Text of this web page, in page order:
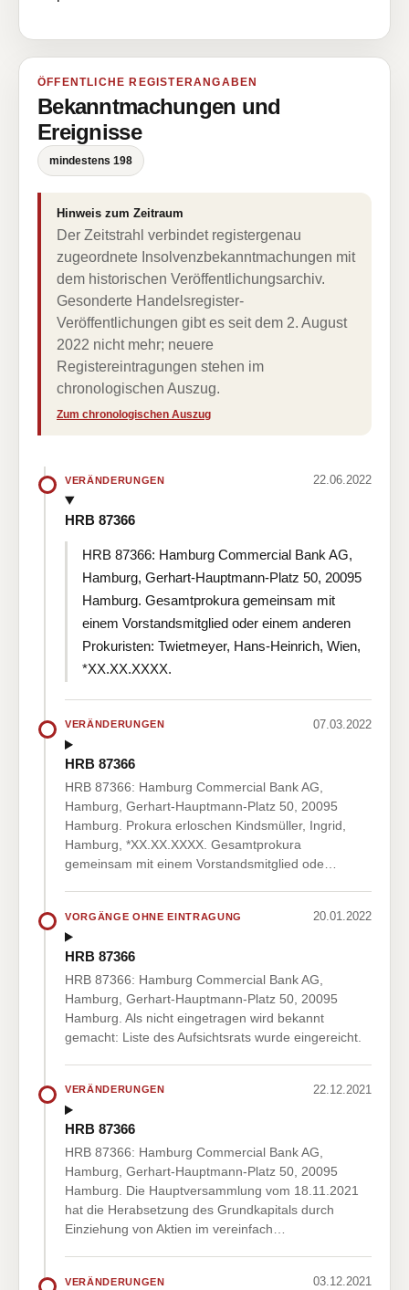
ÖFFENTLICHE REGISTERANGABEN
Bekanntmachungen und
Ereignisse
mindestens 198
Hinweis zum Zeitraum
Der Zeitstrahl verbindet registergenau
zugeordnete Insolvenzbekanntmachungen mit
dem historischen Veröffentlichungsarchiv.
Gesonderte Handelsregister-
Veröffentlichungen gibt es seit dem 2. August
2022 nicht mehr; neuere
Registereintragungen stehen im
chronologischen Auszug.
Zum chronologischen Auszug
VERÄNDERUNGEN 22.06.2022
HRB 87366
HRB 87366: Hamburg Commercial Bank AG,
Hamburg, Gerhart-Hauptmann-Platz 50, 20095
Hamburg. Gesamtprokura gemeinsam mit
einem Vorstandsmitglied oder einem anderen
Prokuristen: Twietmeyer, Hans-Heinrich, Wien,
*XX.XX.XXXX.
VERÄNDERUNGEN 07.03.2022
HRB 87366
HRB 87366: Hamburg Commercial Bank AG,
Hamburg, Gerhart-Hauptmann-Platz 50, 20095
Hamburg. Prokura erloschen Kindsmüller, Ingrid,
Hamburg, *XX.XX.XXXX. Gesamtprokura
gemeinsam mit einem Vorstandsmitglied ode…
VORGÄNGE OHNE EINTRAGUNG 20.01.2022
HRB 87366
HRB 87366: Hamburg Commercial Bank AG,
Hamburg, Gerhart-Hauptmann-Platz 50, 20095
Hamburg. Als nicht eingetragen wird bekannt
gemacht: Liste des Aufsichtsrats wurde eingereicht.
VERÄNDERUNGEN 22.12.2021
HRB 87366
HRB 87366: Hamburg Commercial Bank AG,
Hamburg, Gerhart-Hauptmann-Platz 50, 20095
Hamburg. Die Hauptversammlung vom 18.11.2021
hat die Herabsetzung des Grundkapitals durch
Einziehung von Aktien im vereinfach…
VERÄNDERUNGEN 03.12.2021